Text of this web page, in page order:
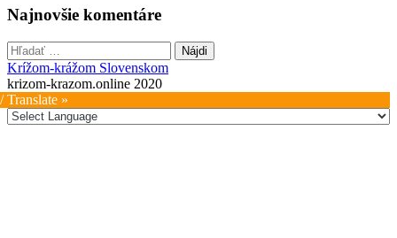
Najnovšie komentáre
Hľadať:
Krížom-krážom Slovenskom
krizom-krazom.online 2020
Translate »